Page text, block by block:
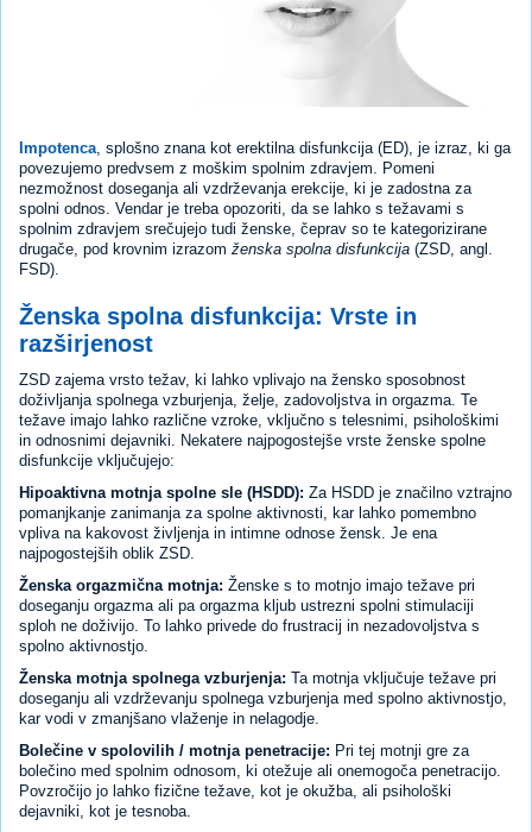
Impotenca , splošno znana kot erektilna disfunkcija (ED), je izraz, ki ga
povezujemo predvsem z moškim spolnim zdravjem. Pomeni
nezmožnost doseganja ali vzdrževanja erekcije, ki je zadostna za
spolni odnos. Vendar je treba opozoriti, da se lahko s težavami s
spolnim zdravjem srečujejo tudi ženske, čeprav so te kategorizirane
drugače, pod krovnim izrazom ženska spolna disfunkcija (ZSD, angl.
FSD).
Ženska spolna disfunkcija: Vrste in
razširjenost
ZSD zajema vrsto težav, ki lahko vplivajo na žensko sposobnost
doživljanja spolnega vzburjenja, želje, zadovoljstva in orgazma. Te
težave imajo lahko različne vzroke, vključno s telesnimi, psihološkimi
in odnosnimi dejavniki. Nekatere najpogostejše vrste ženske spolne
disfunkcije vključujejo:
Hipoaktivna motnja spolne sle (HSDD): Za HSDD je značilno vztrajno
pomanjkanje zanimanja za spolne aktivnosti, kar lahko pomembno
vpliva na kakovost življenja in intimne odnose žensk. Je ena
najpogostejših oblik ZSD.
Ženska orgazmična motnja: Ženske s to motnjo imajo težave pri
doseganju orgazma ali pa orgazma kljub ustrezni spolni stimulaciji
sploh ne doživijo. To lahko privede do frustracij in nezadovoljstva s
spolno aktivnostjo.
Ženska motnja spolnega vzburjenja: Ta motnja vključuje težave pri
doseganju ali vzdrževanju spolnega vzburjenja med spolno aktivnostjo,
kar vodi v zmanjšano vlaženje in nelagodje.
Bolečine v spolovilih / motnja penetracije: Pri tej motnji gre za
bolečino med spolnim odnosom, ki otežuje ali onemogoča penetracijo.
Povzročijo jo lahko fizične težave, kot je okužba, ali psihološki
dejavniki, kot je tesnoba.